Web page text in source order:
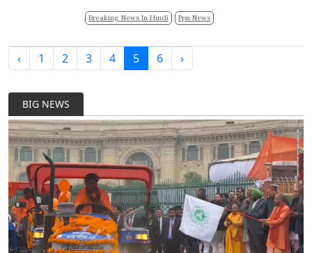
Breaking News In Hindi Ppn News
‹ 1 2 3 4 5 6 ›
BIG NEWS